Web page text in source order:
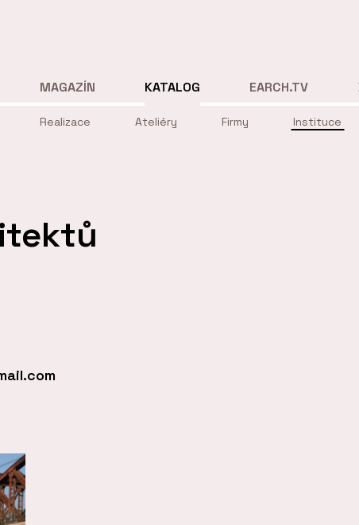
MAGAZÍN KATALOG
Realizace Ateliéry Firmy Instituce
EARCH.TV